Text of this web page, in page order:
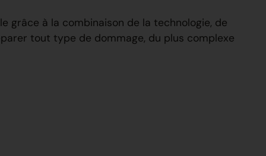
grâce à la combinaison de la technologie, de
tout type de dommage, du plus complexe